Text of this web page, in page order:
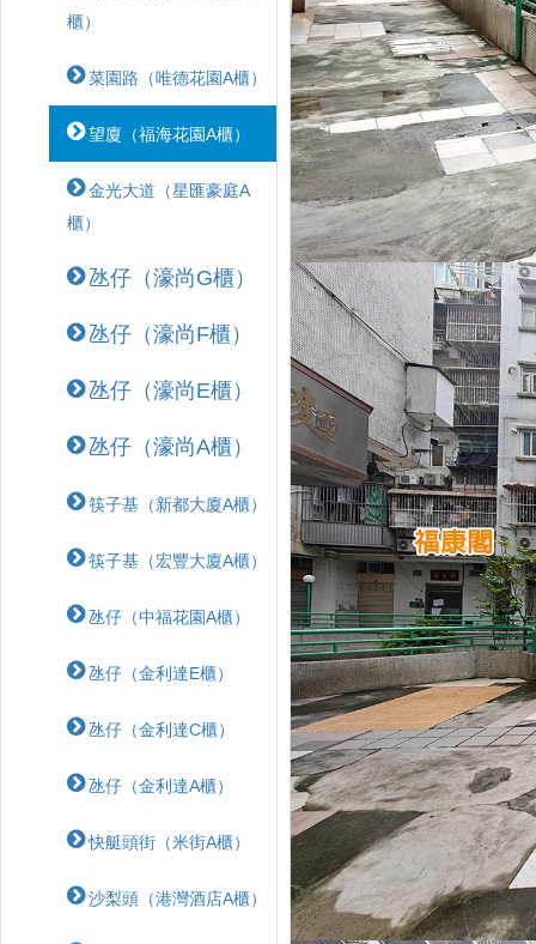
櫃）
菜園路（唯德花園A櫃）
望廈（福海花園A櫃）
金光大道（星匯豪庭A
櫃）
氹仔（濠尚G櫃）
氹仔（濠尚F櫃）
氹仔（濠尚E櫃）
氹仔（濠尚A櫃）
筷子基（新都大廈A櫃）
筷子基（宏豐大廈A櫃）
氹仔（中福花園A櫃）
氹仔（金利達E櫃）
氹仔（金利達C櫃）
氹仔（金利達A櫃）
快艇頭街（米街A櫃）
沙梨頭（港灣酒店A櫃）